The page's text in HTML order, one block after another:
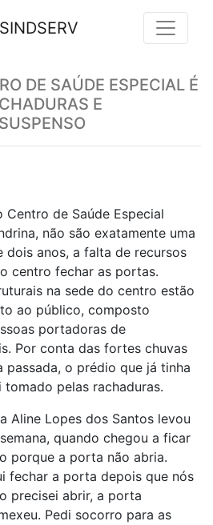
SINDSERV
DE SAÚDE ESPECIAL É
E
Centro de Saúde Especial
não são exatamente uma
dois anos, a falta de recursos
centro fechar as portas.
na sede do centro estão
ao público, composto
portadoras de
Por conta das fortes chuvas
passada, o prédio que já tinha
pelas rachaduras.
Aline Lopes dos Santos levou
quando chegou a ficar
porque a porta não abria.
fechar a porta depois que nós
precisei abrir, a porta
Pedi socorro para as